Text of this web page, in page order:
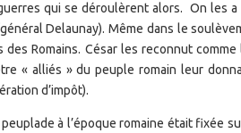
qui se déroulèrent alors. On les a
Delaunay). Même dans le
Romains. César les reconnut
« alliés » du peuple romain leur
d’impôt).
à l’époque romaine était fixée